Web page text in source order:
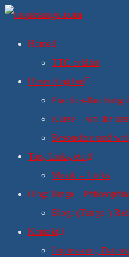
Zum
springen
Home
TTC erklärt
Unser Angebot
Practica-Buchung
Kurse – wo ihr
Besondere und
Tips, Links, etc.
Musik – Links
Blog: Tango –
Blog: (Tango-)
Kontakt
Impressum,